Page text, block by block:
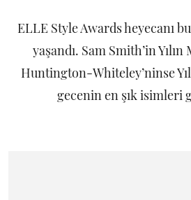
ELLE Style Awards heyecanı
yaşandı. Sam Smith’in
Huntington-Whiteley’ninse
gecenin en şık isimleri